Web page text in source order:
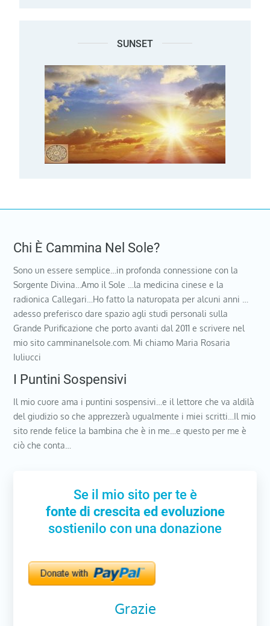
SUNSET
Chi È Cammina Nel Sole?
Sono un essere semplice…in profonda connessione con la
Sorgente Divina…Amo il Sole …la medicina cinese e la
radionica Callegari…Ho fatto la naturopata per alcuni anni …
adesso preferisco dare spazio agli studi personali sulla
Grande Purificazione che porto avanti dal 2011 e scrivere nel
mio sito camminanelsole.com. Mi chiamo Maria Rosaria
Iuliucci
I Puntini Sospensivi
Il mio cuore ama i puntini sospensivi…e il lettore che va aldilà
del giudizio so che apprezzerà ugualmente i miei scritti…Il mio
sito rende felice la bambina che è in me…e questo per me è
ciò che conta…
Se il mio sito per te è
fonte di crescita ed evoluzione
sostienilo con una donazione
Grazie